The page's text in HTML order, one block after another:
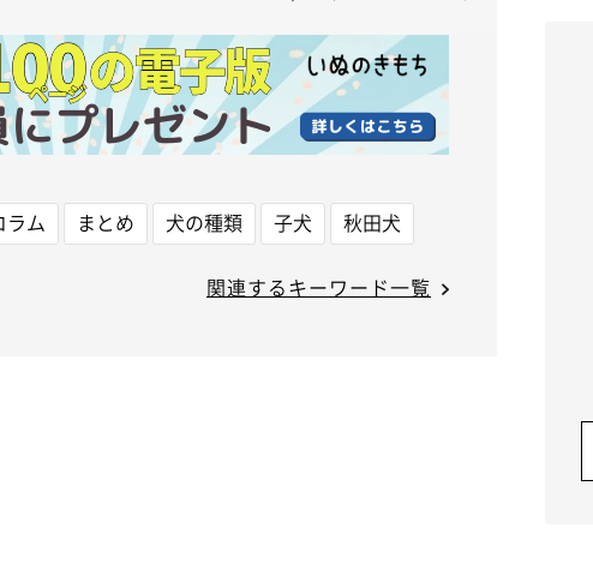
ラム まとめ 犬の種類 子犬 秋田犬
関連するキーワード一覧